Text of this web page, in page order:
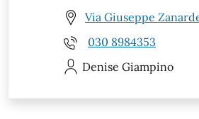
Via Giuseppe
030 8984353
Denise Giampino